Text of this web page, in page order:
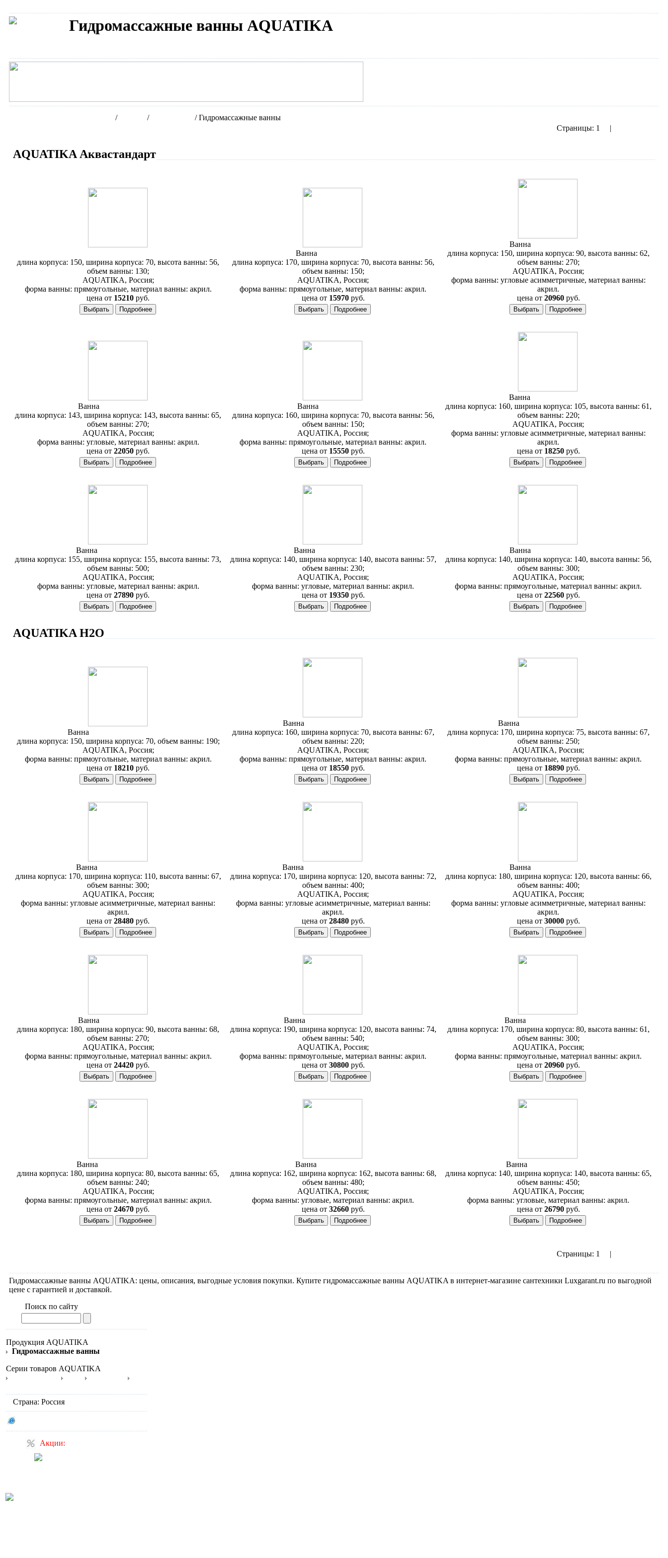
Гидромассажные ванны AQUATIKA
/ / /Гидромассажные ванны
Страницы: 1 |
AQUATIKA Аквастандарт
длина корпуса: 150, ширина корпуса: 70, высота ванны: 56,
объем ванны: 130;
AQUATIKA, Россия;
форма ванны: прямоугольные, материал ванны: акрил.
цена от 15210 руб.
Ванна
длина корпуса: 170, ширина корпуса: 70, высота ванны: 56,
объем ванны: 150;
AQUATIKA, Россия;
форма ванны: прямоугольные, материал ванны: акрил.
цена от15970 руб.
Ванна
длина корпуса: 150, ширина корпуса: 90, высота ванны: 62,
объем ванны: 270;
AQUATIKA, Россия;
форма ванны: угловые асимметричные, материал ванны:
акрил.
цена от20960 руб.
Ванна
длина корпуса: 143, ширина корпуса: 143, высота ванны: 65,
объем ванны: 270;
AQUATIKA, Россия;
форма ванны: угловые, материал ванны: акрил.
цена от 22050 руб.
Ванна
длина корпуса: 160, ширина корпуса: 70, высота ванны: 56,
объем ванны: 150;
AQUATIKA, Россия;
форма ванны: прямоугольные, материал ванны: акрил.
цена от15550 руб.
Ванна
длина корпуса: 160, ширина корпуса: 105, высота ванны: 61,
объем ванны: 220;
AQUATIKA, Россия;
форма ванны: угловые асимметричные, материал ванны:
акрил.
цена от18250 руб.
Ванна
длина корпуса: 155, ширина корпуса: 155, высота ванны: 73,
объем ванны: 500;
AQUATIKA, Россия;
форма ванны: угловые, материал ванны: акрил.
цена от 27890 руб.
Ванна
длина корпуса: 140, ширина корпуса: 140, высота ванны: 57,
объем ванны: 230;
AQUATIKA, Россия;
форма ванны: угловые, материал ванны: акрил.
цена от19350 руб.
Ванна
длина корпуса: 140, ширина корпуса: 140, высота ванны: 56,
объем ванны: 300;
AQUATIKA, Россия;
форма ванны: прямоугольные, материал ванны: акрил.
цена от22560 руб.
AQUATIKA H2O
Ванна
длина корпуса: 150, ширина корпуса: 70, объем ванны: 190;
AQUATIKA, Россия;
форма ванны: прямоугольные, материал ванны: акрил.
цена от 18210 руб.
Ванна
длина корпуса: 160, ширина корпуса: 70, высота ванны: 67,
объем ванны: 220;
AQUATIKA, Россия;
форма ванны: прямоугольные, материал ванны: акрил.
цена от18550 руб.
Ванна
длина корпуса: 170, ширина корпуса: 75, высота ванны: 67,
объем ванны: 250;
AQUATIKA, Россия;
форма ванны: прямоугольные, материал ванны: акрил.
цена от18890 руб.
Ванна
длина корпуса: 170, ширина корпуса: 110, высота ванны: 67,
объем ванны: 300;
AQUATIKA, Россия;
форма ванны: угловые асимметричные, материал ванны:
акрил.
цена от 28480 руб.
Ванна
длина корпуса: 170, ширина корпуса: 120, высота ванны: 72,
объем ванны: 400;
AQUATIKA, Россия;
форма ванны: угловые асимметричные, материал ванны:
акрил.
цена от28480 руб.
Ванна
длина корпуса: 180, ширина корпуса: 120, высота ванны: 66,
объем ванны: 400;
AQUATIKA, Россия;
форма ванны: угловые асимметричные, материал ванны:
акрил.
цена от30000 руб.
Ванна
длина корпуса: 180, ширина корпуса: 90, высота ванны: 68,
объем ванны: 270;
AQUATIKA, Россия;
форма ванны: прямоугольные, материал ванны: акрил.
цена от 24420 руб.
Ванна
длина корпуса: 190, ширина корпуса: 120, высота ванны: 74,
объем ванны: 540;
AQUATIKA, Россия;
форма ванны: прямоугольные, материал ванны: акрил.
цена от30800 руб.
Ванна
длина корпуса: 170, ширина корпуса: 80, высота ванны: 61,
объем ванны: 300;
AQUATIKA, Россия;
форма ванны: прямоугольные, материал ванны: акрил.
цена от20960 руб.
Ванна
длина корпуса: 180, ширина корпуса: 80, высота ванны: 65,
объем ванны: 240;
AQUATIKA, Россия;
форма ванны: прямоугольные, материал ванны: акрил.
цена от 24670 руб.
Ванна
длина корпуса: 162, ширина корпуса: 162, высота ванны: 68,
объем ванны: 480;
AQUATIKA, Россия;
форма ванны: угловые, материал ванны: акрил.
цена от32660 руб.
Ванна
длина корпуса: 140, ширина корпуса: 140, высота ванны: 65,
объем ванны: 450;
AQUATIKA, Россия;
форма ванны: угловые, материал ванны: акрил.
цена от26790 руб.
Страницы: 1 |
Гидромассажные ванны AQUATIKA: цены, описания, выгодные условия покупки. Купите гидромассажные ванны AQUATIKA в интернет-магазине сантехники Luxgarant.ru по выгодной
цене с гарантией и доставкой.
Поиск по сайту
Продукция AQUATIKA
Гидромассажные ванны
Серии товаров AQUATIKA
Страна: Россия
Акции: